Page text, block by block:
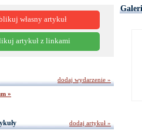
własny artykuł
artykuł z linkami
»
dodaj wydarzenie »
dodaj artykuł »